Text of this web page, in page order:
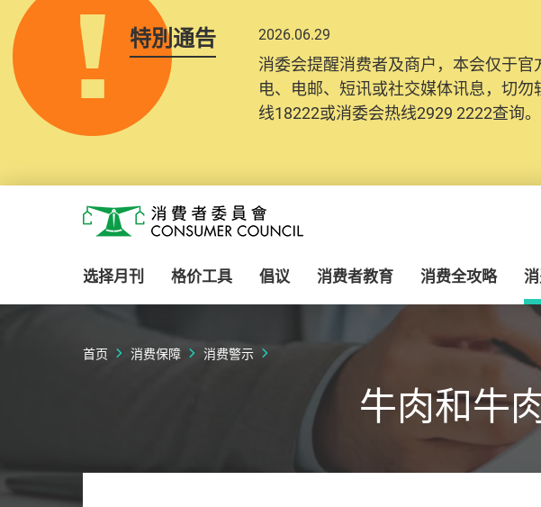
特別通告 2026.06.29
消委会提醒消费者及商户，本会仅于
电、电邮、短讯或社交媒体讯息，切
线18222或消委会热线2929 2222查询。
消费者委员会
选择月刊 格价工具 倡议 消费者教育 消费全攻略
首页 消费保障 消费警示
牛肉和牛